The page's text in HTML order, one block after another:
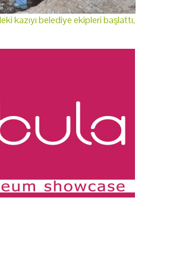
kazıyı belediye ekipleri başlattı,